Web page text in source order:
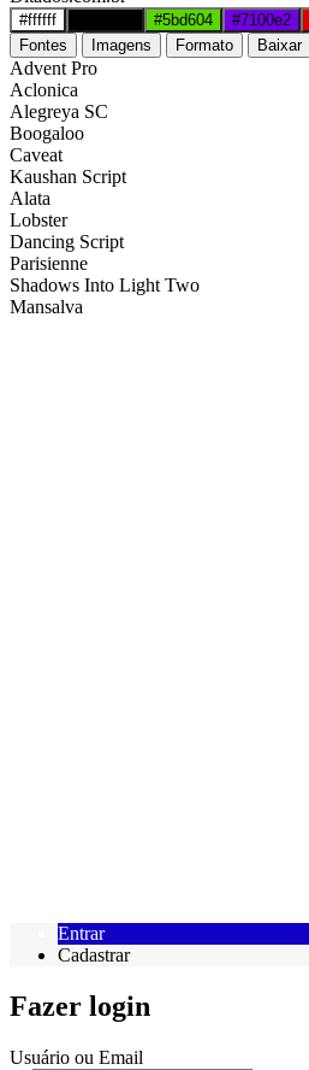
#ffffff #5bd604 #7100e2
Fontes
Imagens Formato Baixar
Advent Pro
Aclonica
Alegreya SC
Boogaloo
Caveat
Kaushan Script
Alata
Lobster
Dancing Script
Parisienne
Shadows Into Light Two
Mansalva
Entrar
Cadastrar
Fazer login
Usuário ou Email